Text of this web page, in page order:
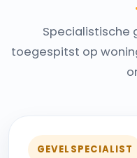
Specialistische
toegespitst op
GEVELSPECIALIST